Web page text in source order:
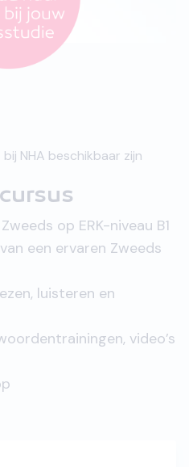
NHA beschikbaar zijn
op ERK-niveau B1
een ervaren Zweeds
luisteren en
video’s